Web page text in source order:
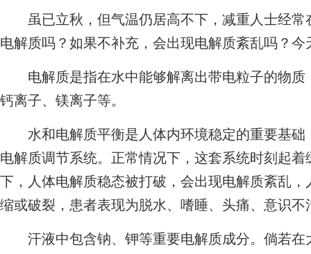
虽已立秋，但气温仍居高不下，减重人士经常
电解质吗？如果不补充，会出现电解质紊乱吗？
电解质是指在水中能够解离出带电粒子的物质
钙离子、镁离子等。
水和电解质平衡是人体内环境稳定的重要基础
电解质调节系统。正常情况下，这套系统时刻起
下，人体电解质稳态被打破，会出现电解质紊乱
缩或破裂，患者表现为脱水、嗜睡、头痛、意识
汗液中包含钠、钾等重要电解质成分。倘若在